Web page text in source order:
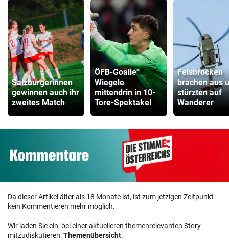
Salzburgerinnen
gewinnen auch ihr
zweites Match
ÖFB-Goalie
Wiegele
mittendrin in 10-
Tore-Spektakel
Felsbrocken
brachen aus
stürzten auf
Wanderer
Da dieser Artikel älter als 18 Monate ist, ist zum jetzigen Zeitpunkt
kein Kommentieren mehr möglich.
Wir laden Sie ein, bei einer aktuelleren themenrelevanten Story
mitzudiskutieren:Themenübersicht.